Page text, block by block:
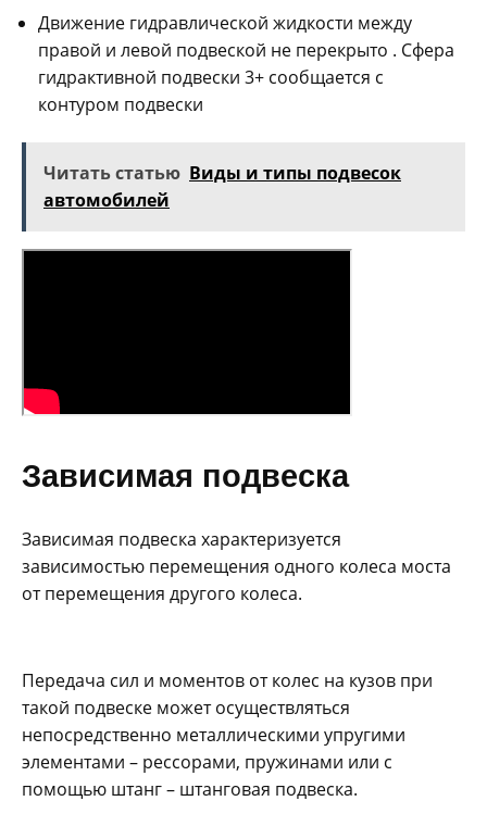
Движение гидравлической жидкости между
правой и левой подвеской не перекрыто . Сфера
гидрактивной подвески 3+ сообщается с
контуром подвески
Читать статью Виды и типы подвесок
автомобилей
Зависимая подвеска
Зависимая подвеска характеризуется
зависимостью перемещения одного колеса моста
от перемещения другого колеса.
Передача сил и моментов от колес на кузов при
такой подвеске может осуществляться
непосредственно металлическими упругими
элементами – рессорами, пружинами или с
помощью штанг – штанговая подвеска.